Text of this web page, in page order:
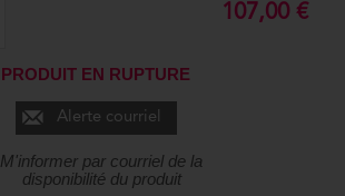
107,00 €
PRODUIT EN RUPTURE
Alerte courriel
M'informer par courriel de la
disponibilité du produit